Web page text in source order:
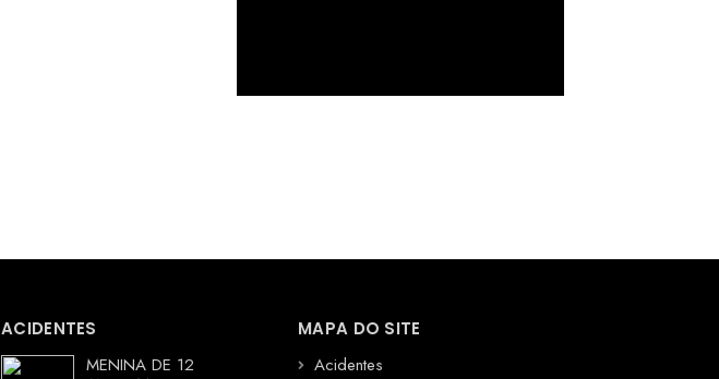
ACIDENTES
MENINA DE 12
MAPA DO SITE
Acidentes